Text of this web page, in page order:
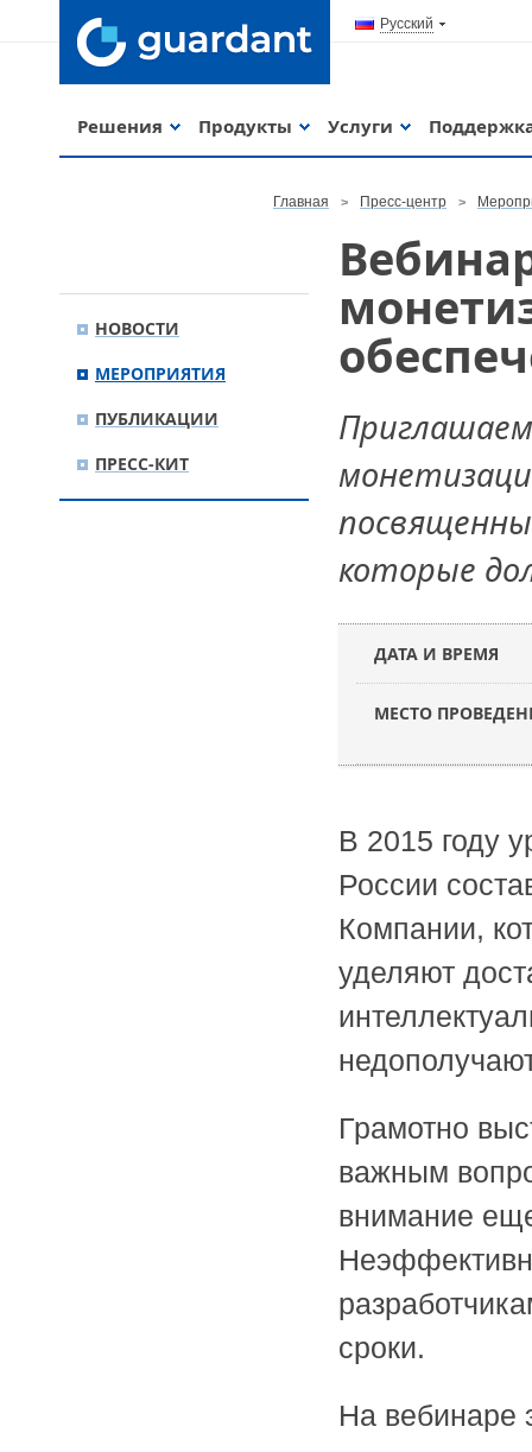
Русский
Решения Продукты Услуги
Главная Пресс-центр
которые
ДАТА И ВРЕМЯ
МЕСТО
В 2015 году
России
Компании,
уделяют
Грамотно
важным
внимание
сроки.
На вебинаре
НОВОСТИ
МЕРОПРИЯТИЯ
ПУБЛИКАЦИИ
ПРЕСС-КИТ